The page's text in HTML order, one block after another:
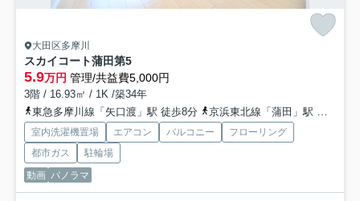
大田区多摩川
スカイコート蒲田第5
5.9万円 管理/共益費5,000円
3階 / 16.93㎡ / 1K /築34年
東急多摩川線「矢口渡」駅 徒歩8分
京浜東北線「蒲田」駅 徒歩20分
室内洗濯機置場 エアコン バルコニー
フローリング
都市ガス
駐輪場
動画 パノラマ